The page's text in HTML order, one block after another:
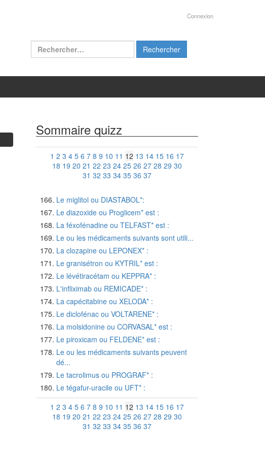
Connexion
Rechercher :
Sommaire quizz
1 2 3 4 5 6 7 8 9 10 11 12 13 14 15 16 17
18 19 20 21 22 23 24 25 26 27 28 29 30
31 32 33 34 35 36 37
Le miglitol ou DIASTABOL*:
Le diazoxide ou Proglicem* est :
La féxofénadine ou TELFAST* est :
Le ou les médicaments suivants sont utili...
La clozapine ou LEPONEX* :
Le granisétron ou KYTRIL* est :
Le lévétiracétam ou KEPPRA* :
L'infliximab ou REMICADE* :
La capécitabine ou XELODA* :
Le diclofénac ou VOLTARENE* :
La molsidonine ou CORVASAL* est :
Le piroxicam ou FELDENE* est :
Le ou les médicaments suivants peuvent
dé...
Le tacrolimus ou PROGRAF* :
Le tégafur-uracile ou UFT* :
1 2 3 4 5 6 7 8 9 10 11 12 13 14 15 16 17
18 19 20 21 22 23 24 25 26 27 28 29 30
31 32 33 34 35 36 37